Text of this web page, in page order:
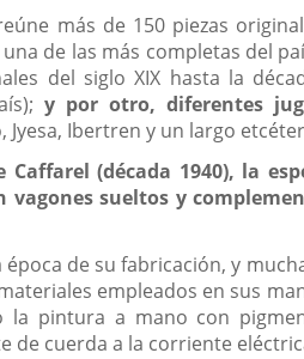
más de 150 piezas
de las más completas del
del siglo XIX hasta la
y por otro, diferentes
Jyesa, Ibertren y un largo
(década 1940), la
vagones sueltos y
de su fabricación, y
empleados en sus
la pintura a mano con
de cuerda a la corriente